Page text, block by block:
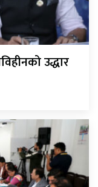
उद्धार